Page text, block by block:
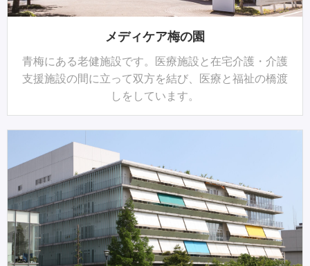
メディケア梅の園
青梅にある老健施設です。医療施設と在宅介護・介護
支援施設の間に立って双方を結び、医療と福祉の橋渡
しをしています。